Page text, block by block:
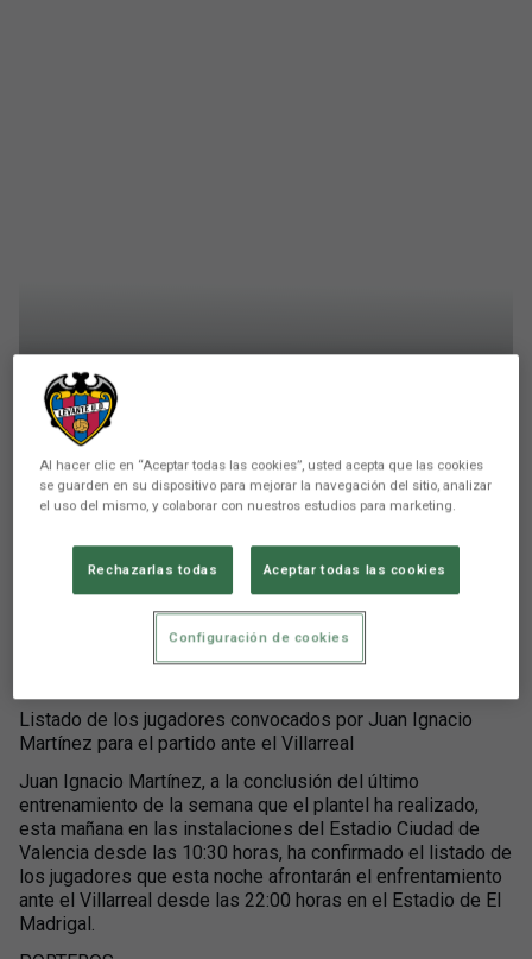
PRIMER EQUIPO
Listado de los jugadores
convocados por Juan Ignacio
Martínez para el partido ante
el Villarreal
Aún no hay reacciones. ¡Sé el primero!
Listado de los jugadores convocados por Juan Ignacio
Martínez para el partido ante el Villarreal
Juan Ignacio Martínez, a la conclusión del último
entrenamiento de la semana que el plantel ha realizado,
esta mañana en las instalaciones del Estadio Ciudad de
Valencia desde las 10:30 horas, ha confirmado el listado de
los jugadores que esta noche afrontarán el enfrentamiento
ante el Villarreal desde las 22:00 horas en el Estadio de El
Madrigal.
Al hacer clic en “Aceptar todas las cookies”, usted acepta que las cookies
se guarden en su dispositivo para mejorar la navegación del sitio, analizar
el uso del mismo, y colaborar con nuestros estudios para marketing.
Rechazarlas todas Aceptar todas las cookies
Configuración de cookies